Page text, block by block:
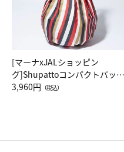
[マーナxJALショッピン
グ]Shupattoコンパクトバッグ
Drop JAL客室乗務員（LC）ス
3,960円 （税込）